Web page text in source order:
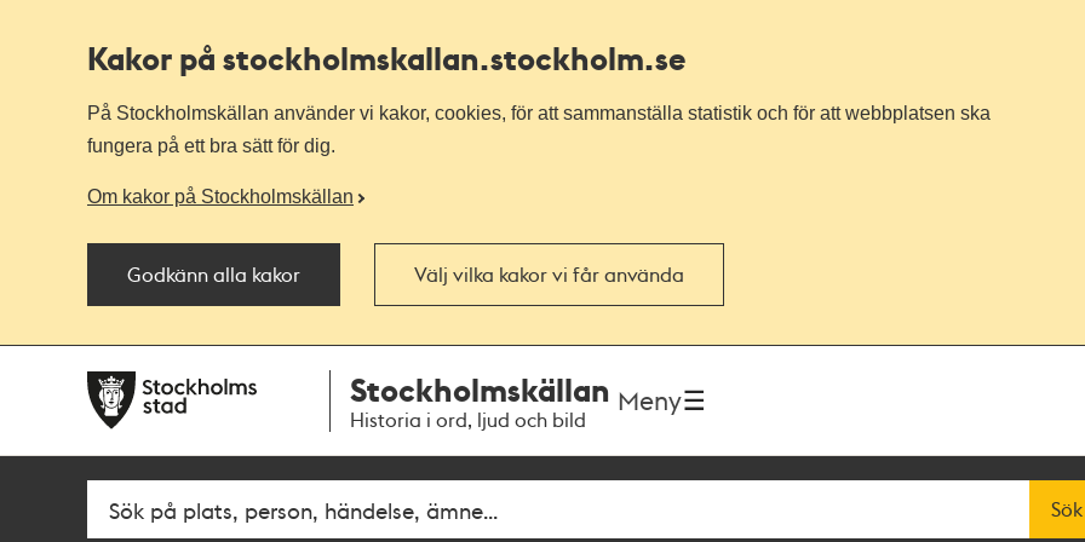
Kakor på stockholmskallan.stockholm.se
På Stockholmskällan använder vi kakor, cookies, för att sammanställa statistik och för att webbplatsen ska
fungera på ett bra sätt för dig.
Om kakor på Stockholmskällan
Godkänn alla kakor Välj vilka kakor vi får använda
navigationen
huvudinnehållet
Stockholmskällan
Historia i ord, ljud och bild
Meny
Fritextsök Sök